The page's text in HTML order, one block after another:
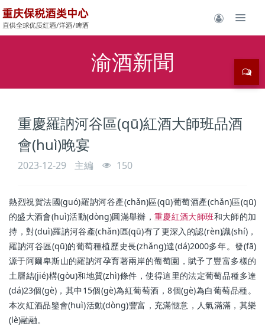
渝酒新聞
重慶羅訥河谷區(qū)紅酒大師班品酒
會(huì)晚宴
2023-12-29 主編 150
熱烈祝賀法國(guó)羅訥河谷產(chǎn)區(qū)葡萄酒產(chǎn)區(qū)
的盛大酒會(huì)活動(dòng)圓滿舉辦，重慶紅酒大師班和大師的加
持，對(duì)羅訥河谷產(chǎn)區(qū)有了更深入的認(rèn)識(shí)，
羅訥河谷區(qū)的葡萄種植歷史長(zhǎng)達(dá)2000多年。發(fā)
源于阿爾卑斯山的羅訥河孕育著兩岸的葡萄園，賦予了豐富多樣的
土層結(jié)構(gòu)和地質(zhì)條件，使得這里的法定葡萄品種多達
(dá)23個(gè)，其中15個(gè)為紅葡萄酒，8個(gè)為白葡萄品種。
本次紅酒品鑒會(huì)活動(dòng)豐富，充滿愜意，人氣滿滿，其樂
(lè)融融。